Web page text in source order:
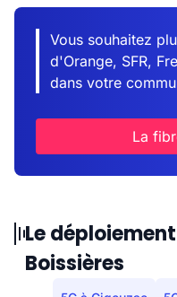
Vous souhaitez
d'Orange, SFR,
dans votre
La
Le
Boissières